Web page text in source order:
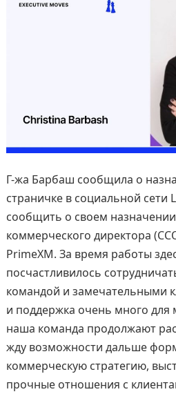
Г-жа Барбаш сообщила о
страничке в социальной сети
сообщить о своем
коммерческого директора
PrimeXM. За время работы
посчастливилось
командой и замечательными
и поддержка очень много для
наша команда продолжают
жду возможности дальше
коммерческую стратегию,
прочные отношения с